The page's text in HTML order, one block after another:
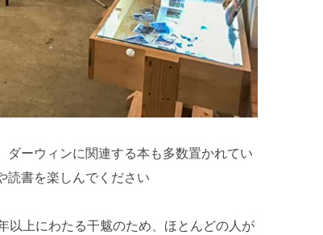
ーウィンに関連する本も多数置かれてい
読書を楽しんでください
以上にわたる干魃のため、ほとんどの人が